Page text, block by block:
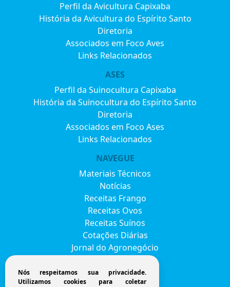
Perfil da Avicultura Capixaba
História da Avicultura do Espírito Santo
Diretoria
Associados em Foco Aves
Links Relacionados
ASES
Perfil da Suinocultura Capixaba
História da Suinocultura do Espírito Santo
Diretoria
Associados em Foco Ases
Links Relacionados
NAVEGUE
Materiais Técnicos
Notícias
Receitas Frango
Receitas Ovos
Receitas Suínos
Cotações Diárias
Jornal do Agronegócio
Envie seu currículo
FAVESU 2026
Nós respeitamos sua privacidade.
Utilizamos cookies para coletar